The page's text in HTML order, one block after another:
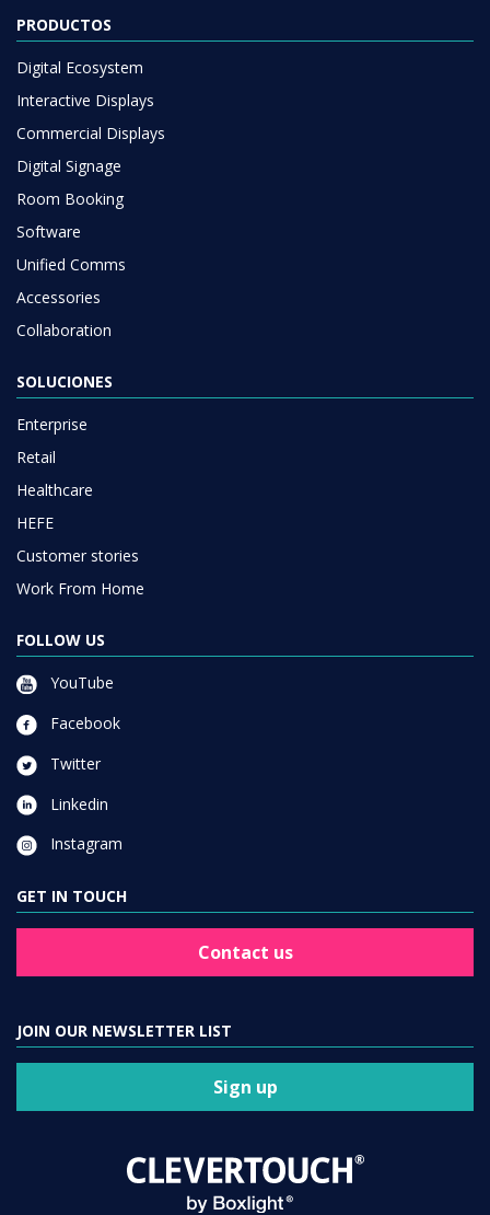
PRODUCTOS
Digital Ecosystem
Interactive Displays
Commercial Displays
Digital Signage
Room Booking
Software
Unified Comms
Accessories
Collaboration
SOLUCIONES
Enterprise
Retail
Healthcare
HEFE
Customer stories
Work From Home
FOLLOW US
YouTube
Facebook
Twitter
Linkedin
Instagram
GET IN TOUCH
Contact us
JOIN OUR NEWSLETTER LIST
Sign up